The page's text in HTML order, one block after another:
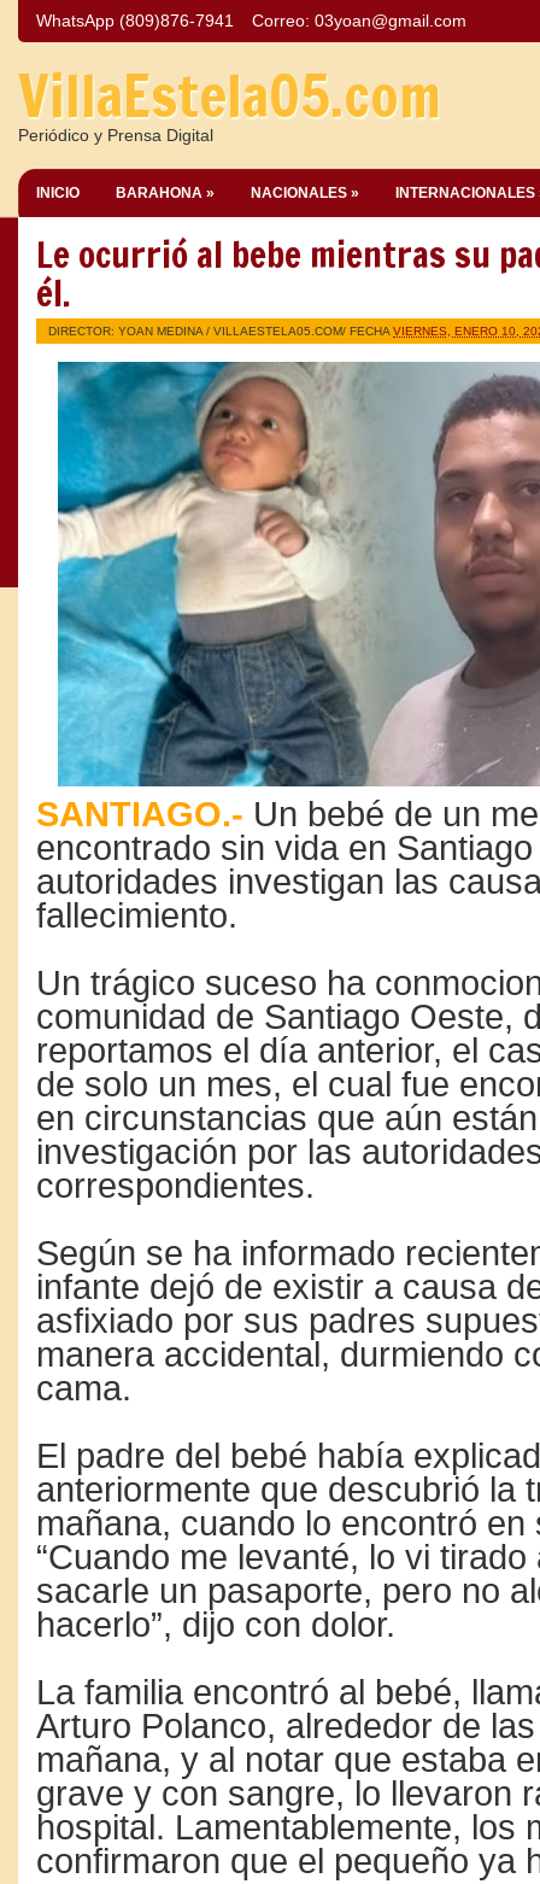
WhatsApp (809)876-7941 Correo: 03yoan@gmail.com
VillaEstela05.com
Periódico y Prensa Digital
INICIO BARAHONA » NACIONALES » INTERNACIONALES
Le ocurrió al bebe mientras su
él.
DIRECTOR: YOAN MEDINA / VILLAESTELA05.COM/ FECHA VIERNES, ENERO 10,
SANTIAGO.- Un bebé de un
encontrado sin vida en
autoridades investigan las
fallecimiento.
Un trágico suceso ha
comunidad de Santiago Oeste,
reportamos el día anterior, el
de solo un mes, el cual fue
en circunstancias que aún
investigación por las
correspondientes.
Según se ha informado
infante dejó de existir a causa
asfixiado por sus padres
manera accidental, durmiendo
cama.
El padre del bebé había
anteriormente que descubrió la
mañana, cuando lo encontró en
“Cuando me levanté, lo vi
sacarle un pasaporte, pero no
hacerlo”, dijo con dolor.
La familia encontró al bebé,
Arturo Polanco, alrededor de
mañana, y al notar que estaba
grave y con sangre, lo llevaron
hospital. Lamentablemente, los
confirmaron que el pequeño ya